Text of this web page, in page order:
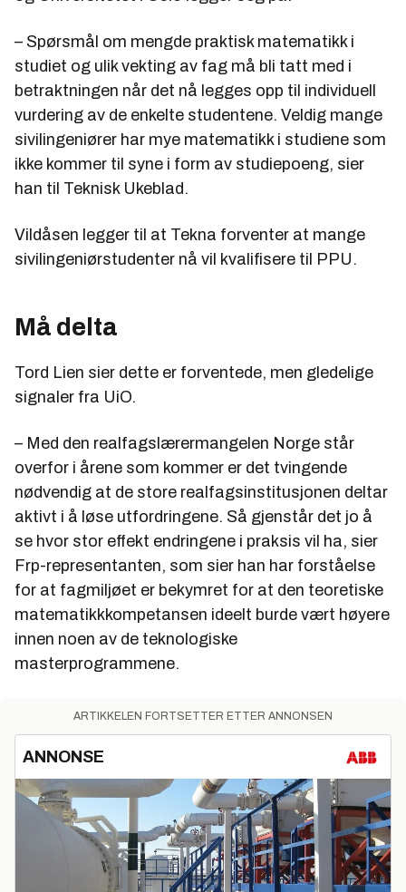
– Spørsmål om mengde praktisk matematikk i
studiet og ulik vekting av fag må bli tatt med i
betraktningen når det nå legges opp til individuell
vurdering av de enkelte studentene. Veldig mange
sivilingeniører har mye matematikk i studiene som
ikke kommer til syne i form av studiepoeng, sier
han til Teknisk Ukeblad.
Vildåsen legger til at Tekna forventer at mange
sivilingeniørstudenter nå vil kvalifisere til PPU.
Må delta
Tord Lien sier dette er forventede, men gledelige
signaler fra UiO.
– Med den realfagslærermangelen Norge står
overfor i årene som kommer er det tvingende
nødvendig at de store realfagsinstitusjonen deltar
aktivt i å løse utfordringene. Så gjenstår det jo å
se hvor stor effekt endringene i praksis vil ha, sier
Frp-representanten, som sier han har forståelse
for at fagmiljøet er bekymret for at den teoretiske
matematikkkompetansen ideelt burde vært høyere
innen noen av de teknologiske
masterprogrammene.
ARTIKKELEN FORTSETTER ETTER ANNONSEN
ANNONSE